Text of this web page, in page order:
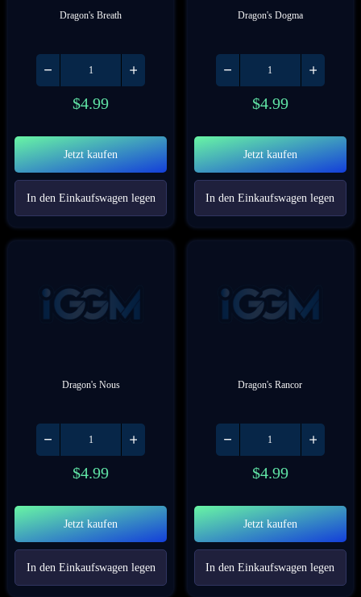
Dragon's Breath
$4.99
Jetzt kaufen
In den Einkaufswagen legen
Dragon's Dogma
$4.99
Jetzt kaufen
In den Einkaufswagen legen
Dragon's Nous
$4.99
Jetzt kaufen
In den Einkaufswagen legen
Dragon's Rancor
$4.99
Jetzt kaufen
In den Einkaufswagen legen